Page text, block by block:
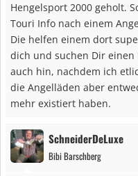
Hengelsport 2000 geholt.
Touri Info nach einem
Die helfen einem dort
dich und suchen Dir einen
auch hin, nachdem ich
die Angelläden aber
mehr existiert haben.
SchneiderDeLuxe
Bibi Barschberg